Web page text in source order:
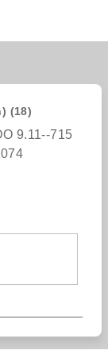
(18)
9.11--715